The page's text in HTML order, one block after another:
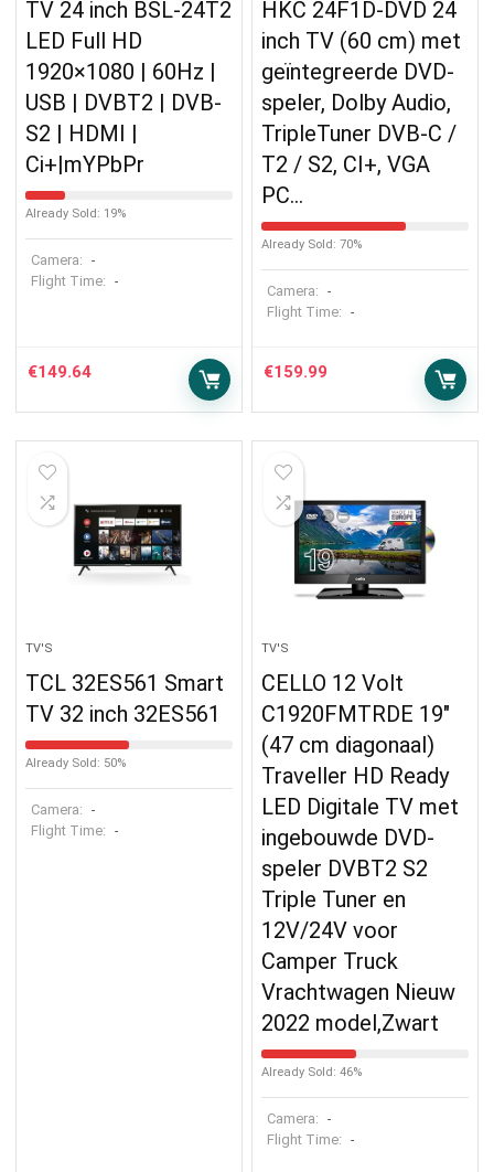
TV 24 inch BSL-24T2
LED Full HD
1920×1080 | 60Hz |
USB | DVBT2 | DVB-
S2 | HDMI |
Ci+|mYPbPr
Already Sold: 19%
Camera: -
Flight Time: -
€149.64
HKC 24F1D-DVD 24
inch TV (60 cm) met
geïntegreerde DVD-
speler, Dolby Audio,
TripleTuner DVB-C /
T2 / S2, CI+, VGA
PC…
Already Sold: 70%
Camera: -
Flight Time: -
€159.99
TV'S
TCL 32ES561 Smart
TV 32 inch 32ES561
Already Sold: 50%
Camera: -
Flight Time: -
TV'S
CELLO 12 Volt
C1920FMTRDE 19″
(47 cm diagonaal)
Traveller HD Ready
LED Digitale TV met
ingebouwde DVD-
speler DVBT2 S2
Triple Tuner en
12V/24V voor
Camper Truck
Vrachtwagen Nieuw
2022 model,Zwart
Already Sold: 46%
Camera: -
Flight Time: -